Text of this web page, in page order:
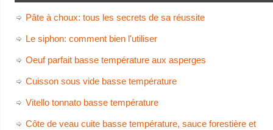
Pâte à choux: tous les secrets de sa réussite
Le siphon: comment bien l'utiliser
Oeuf parfait basse température aux asperges
Cuisson sous vide basse température
Vitello tonnato basse température
Côte de veau cuite basse température, sauce forestière et